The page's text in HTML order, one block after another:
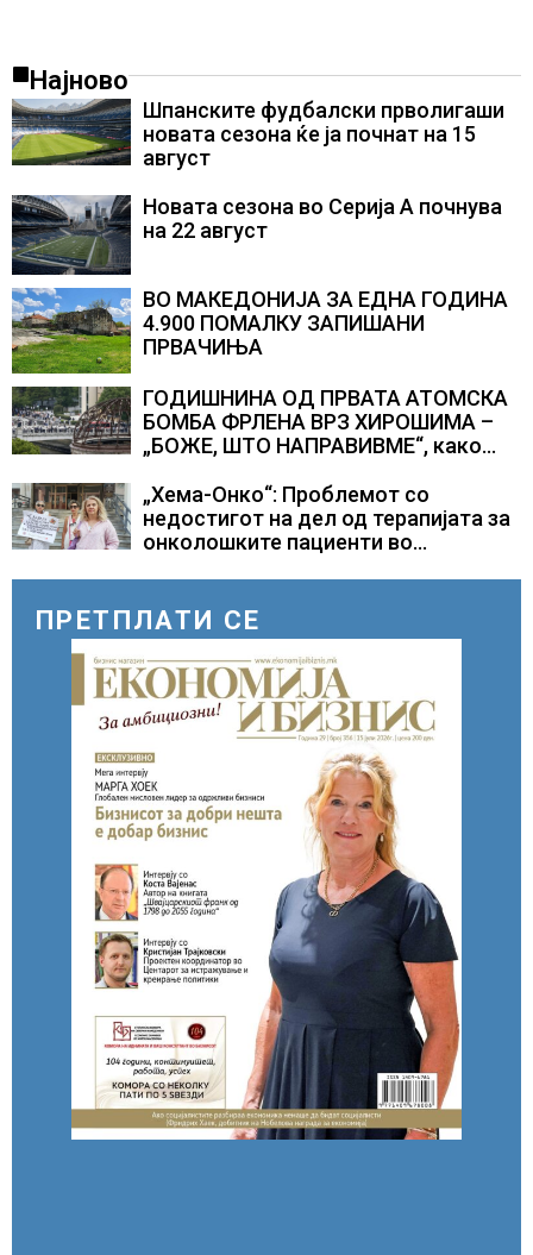
Најново
Шпанските фудбалски прволигаши
новата сезона ќе ја почнат на 15
август
Новата сезона во Серија А почнува
на 22 август
ВО МАКЕДОНИЈА ЗА ЕДНА ГОДИНА
4.900 ПОМАЛКУ ЗАПИШАНИ
ПРВАЧИЊА
ГОДИШНИНА ОД ПРВАТА АТОМСКА
БОМБА ФРЛЕНА ВРЗ ХИРОШИМА –
„БОЖЕ, ШТО НАПРАВИВМЕ“, како
Геј“ и учесниците во
бомбардирањето го доживуваа овој
настан што го промени текот на
„Хема-Онко“: Проблемот со
недостигот на дел од терапијата за
онколошките пациенти во
ПРЕТПЛАТИ СЕ